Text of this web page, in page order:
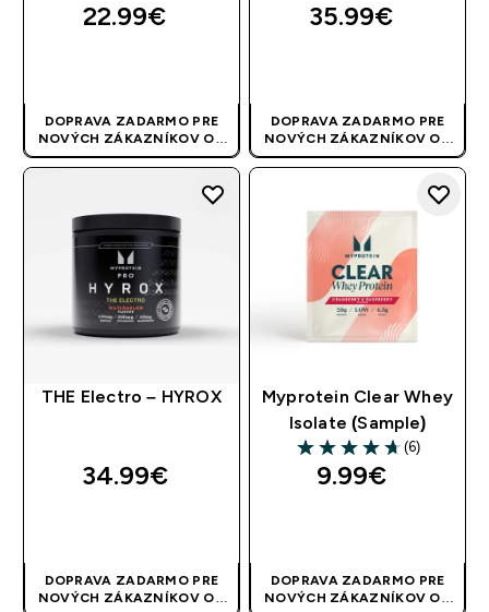
22.99€‎
DOPRAVA ZADARMO PRE
NOVÝCH ZÁKAZNÍKOV OD
40 EUR| AKCIA SA APLIKUJE
35.99€‎
DOPRAVA ZADARMO PRE
NOVÝCH ZÁKAZNÍKOV OD
40 EUR| AKCIA SA APLIKUJE
THE Electro – HYROX
34.99€‎
DOPRAVA ZADARMO PRE
NOVÝCH ZÁKAZNÍKOV OD
Myprotein Clear Whey
Isolate (Sample)
4.67 out of 5 stars
(6)
9.99€‎
DOPRAVA ZADARMO PRE
NOVÝCH ZÁKAZNÍKOV OD